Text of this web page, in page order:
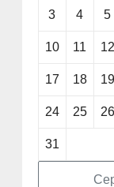
3 4 5
10 11 12
17 18 19
24 25 26
31